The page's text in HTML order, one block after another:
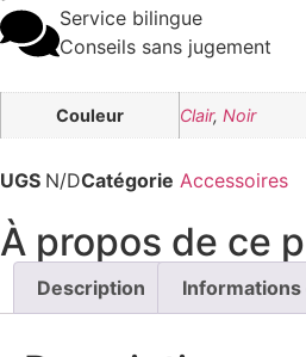
Service bilingue
Conseils sans jugement
Couleur Clair, Noir
UGS N/DCatégorie Accessoires
À propos de ce
Description